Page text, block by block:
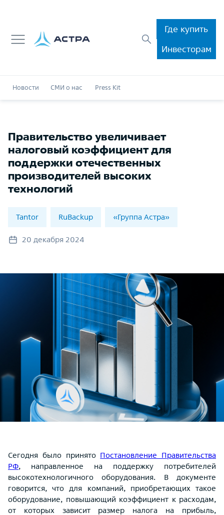
Где купить
Инвесторам
Новости СМИ о нас Press Kit
Правительство увеличивает
налоговый коэффициент для
поддержки отечественных
производителей высоких
технологий
Tantor RuBackup «Группа Астра»
20 декабря 2024
Сегодня было принято Постановление Правительства
РФ, направленное на поддержку потребителей
высокотехнологичного оборудования. В документе
говорится, что для компаний, приобретающих такое
оборудование, повышающий коэффициент к расходам,
от которых зависит размер налога на прибыль,